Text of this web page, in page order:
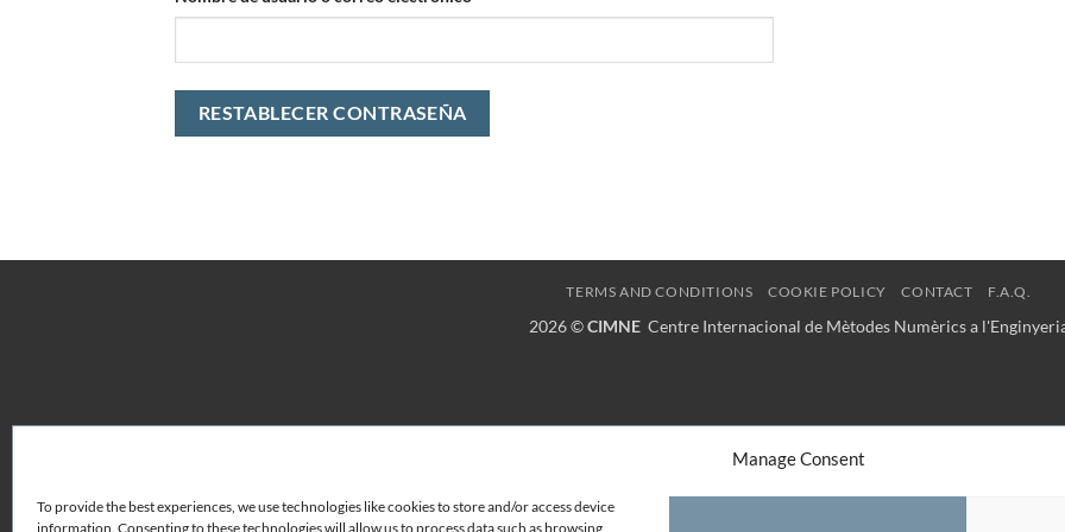
Manage Consent
To provide the best experiences, we use technologies like cookies to store and/or access device
information. Consenting to these technologies will allow us to process data such as browsing
RESTABLECER CONTRASEÑA
TERMS AND CONDITIONS COOKIE POLICY CONTACT F.A.Q.
2026 ©CIMNE Centre Internacional de Mètodes Numèrics a